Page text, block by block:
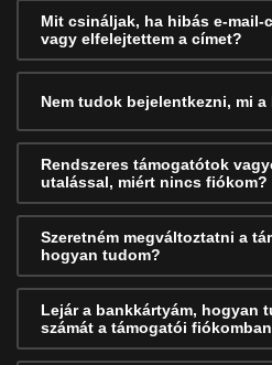
Mit csináljak, ha hibás e-mail-
vagy elfelejtettem a címet?
Nem tudok bejelentkezni, mi a
Rendszeres támogatótok
utalással, miért nincs fiókom?
Szeretném megváltoztatni a
hogyan tudom?
Lejár a bankkártyám, hogyan
számát a támogatói